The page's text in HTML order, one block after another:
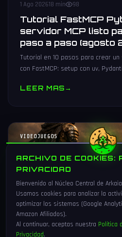
1 Ago 202618 min 98
Tutorial FastMCP
servidor MCP listo
paso a paso (agosto
Tutorial en 10 pasos para crear
con FastMCP: setup con uv,
LEER MAS→
VIDEOJUEGOS
ARCHIVO DE COOKIES:
PRIVACIDAD
Bienvenido al Núcleo Central de
Usamos cookies para analizar la
optimizar los sistemas (Google
Amazon Afiliados).
Al continuar, aceptas nuestra Política
Privacidad.